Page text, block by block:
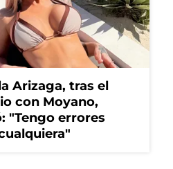
Arizaga, tras el
con Moyano,
"Tengo errores